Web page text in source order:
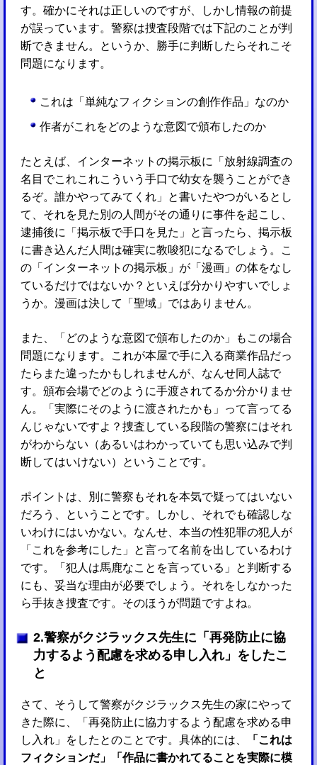
す。確かにそれは正しいのですが、しかし情報の前提
が誤っています。警察は捜査段階では下記のことが判
断できません。というか、勝手に判断したらそれこそ
問題になります。
これは「単純なフィクションの創作作品」なのか
作者がこれをどのような意図で頒布したのか
たとえば、インターネットの掲示板に「放射線調査の
名目でこれこれこういう手口で幼女を襲うことができ
るぞ。誰かやってみてくれ」と書いたやつがいるとし
て、それを見た別の人間がその通りに事件を起こし、
逮捕後に「掲示板で手口を見た」と言ったら、掲示板
に書き込んだ人間は確実に教唆犯になるでしょう。こ
の「インターネットの掲示板」が「漫画」の体をなし
ているだけではないか？といえば分かりやすいでしょ
うか。漫画は決して「聖域」ではありません。
また、「どのような意図で頒布したのか」もこの場合
問題になります。これが本屋で手に入る商業作品だっ
たらまた違ったかもしれませんが、なんせ同人誌で
す。頒布会場でどのように手渡されてるか分かりませ
ん。「実際にそのように渡されたかも」って言ってる
んじゃないですよ？捜査している段階の警察にはそれ
がわからない（あるいはわかっていても思い込みで判
断してはいけない）ということです。
ポイントは、別に警察もそれを本気で疑ってはいない
だろう、ということです。しかし、それでも確認しな
いわけにはいかない。なんせ、本当の性犯罪の犯人が
「これを参考にした」と言って名前を出しているわけ
です。「犯人は馬鹿なことを言っている」と判断する
にも、妥当な理由が必要でしょう。それをしなかった
ら手抜き捜査です。そのほうが問題ですよね。
2.警察がクジラックス先生に「再発防止に協
力するよう配慮を求める申し入れ」をしたこ
と
さて、そうして警察がクジラックス先生の家にやって
きた際に、「再発防止に協力するよう配慮を求める申
し入れ」をしたとのことです。具体的には、
「これは
フィクションだ」「作品に書かれてることを実際に模